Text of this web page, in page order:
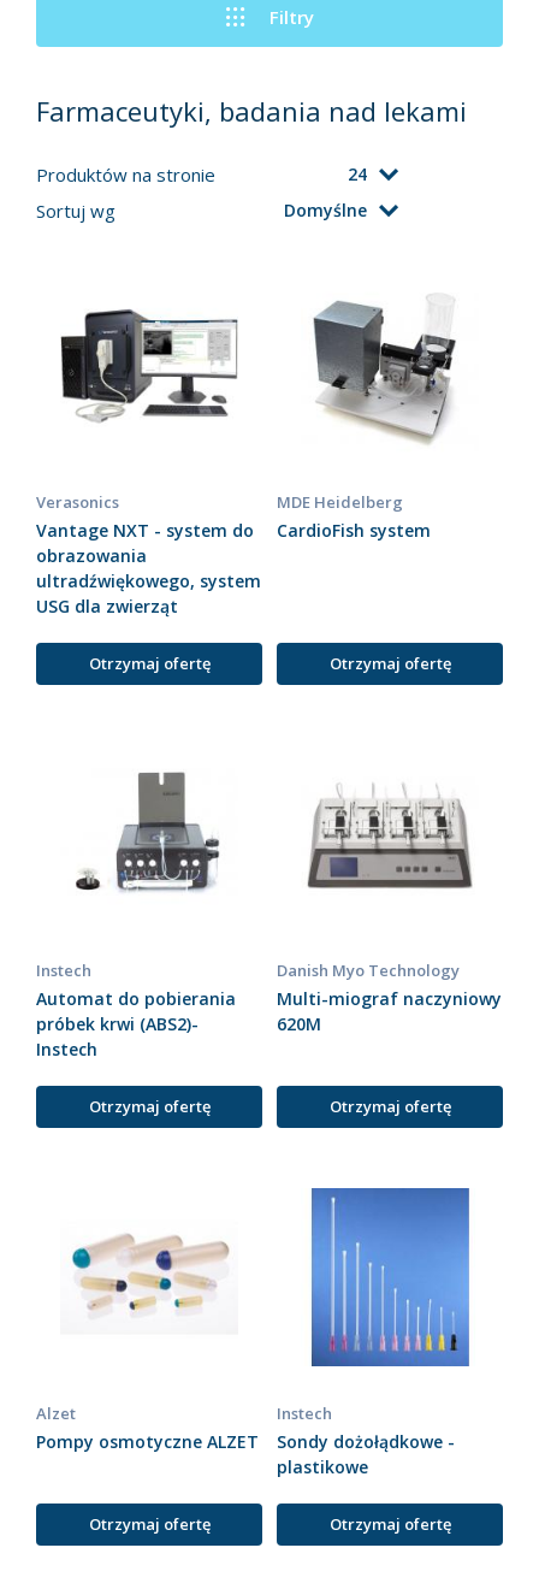
Filtry
Farmaceutyki, badania nad lekami
Produktów na stronie 24
Sortuj wg Domyślne
Verasonics
Vantage NXT - system do
obrazowania
ultradźwiękowego, system
USG dla zwierząt
Otrzymaj ofertę
MDE Heidelberg
CardioFish system
Otrzymaj ofertę
Instech
Automat do pobierania
próbek krwi (ABS2)-
Instech
Otrzymaj ofertę
Danish Myo Technology
Multi-miograf naczyniowy
620M
Otrzymaj ofertę
Alzet
Pompy osmotyczne ALZET
Otrzymaj ofertę
Instech
Sondy dożołądkowe -
plastikowe
Otrzymaj ofertę